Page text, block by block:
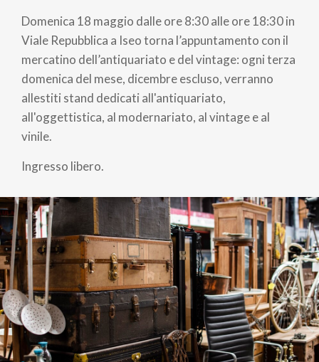
di
pane
Domenica 18 maggio dalle ore 8:30 alle ore 18:30 in
Viale Repubblica a Iseo torna l’appuntamento con il
mercatino dell’antiquariato e del vintage: ogni terza
domenica del mese, dicembre escluso, verranno
allestiti stand dedicati all'antiquariato,
all'oggettistica, al modernariato, al vintage e al
vinile.
Ingresso libero.